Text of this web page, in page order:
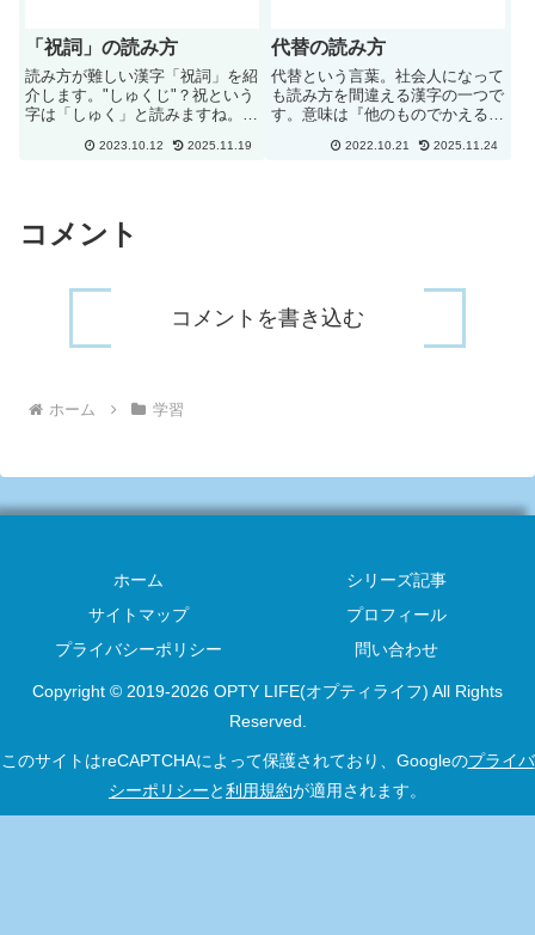
「祝詞」の読み方
読み方が難しい漢字「祝詞」を紹
介します。"しゅくじ"？祝という
字は「しゅく」と読みますね。祝
でん）という漢字を思い出します
2023.10.12 2025.11.19
代替の読み方
代替という言葉。社会人になって
も読み方を間違える漢字の一つで
す。意味は『他のものでかえるこ
と読みます。ダイガエではござい
2022.10.21 2025.11.24
コメント
コメントを書き込む
ホーム 学習
ホーム
シリーズ記事
サイトマップ
プロフィール
プライバシーポリシー
問い合わせ
Copyright © 2019-2026 OPTY LIFE(オプティライフ) All Rights
Reserved.
このサイトはreCAPTCHAによって保護されており、Googleのプライバ
シーポリシーと利用規約が適用されます。